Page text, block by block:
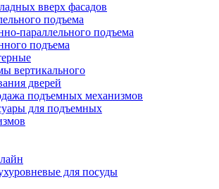
вверх фасадов
подъема
параллельного подъема
подъема
вертикального
дверей
подъемных механизмов
для подъемных